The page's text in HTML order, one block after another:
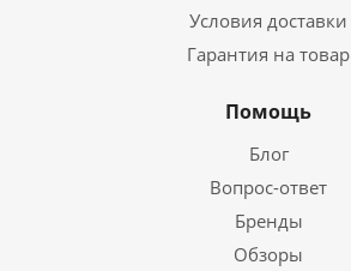
Условия доставки
Гарантия на товар
Помощь
Блог
Вопрос-ответ
Бренды
Обзоры